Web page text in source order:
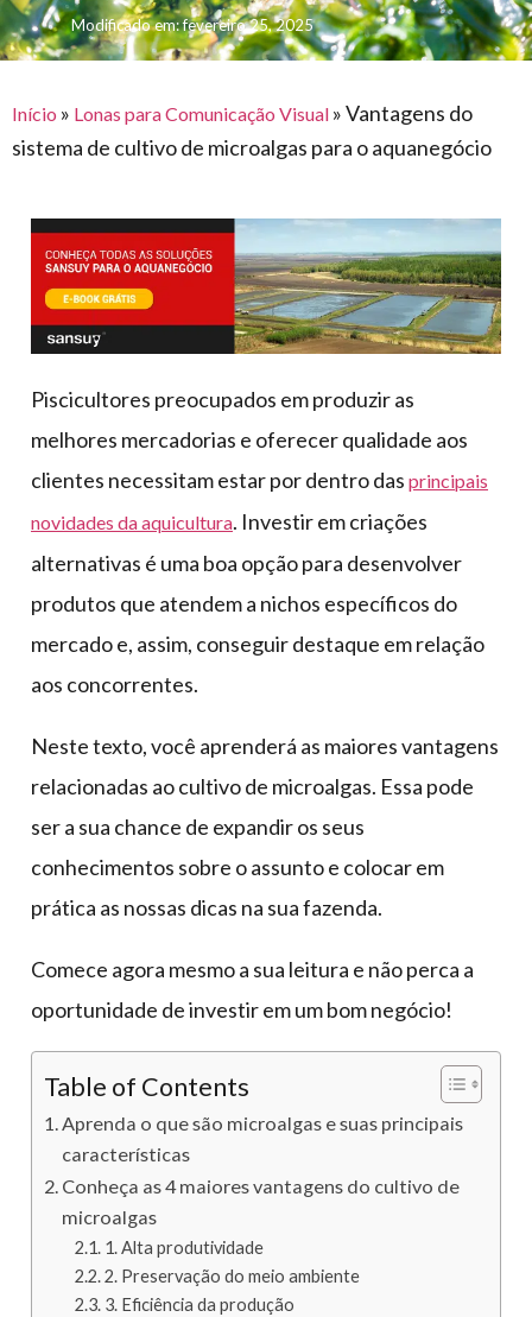
premiações
para
o
feira
offshore
civil
piscinas
automotivo
móveis,
calçados,
epi's
lonas
multiúso
e logística
armazenagem
lonas
vida
caminhoneiro
Modificado em: fevereiro 25, 2025
Início » Lonas para Comunicação Visual »Vantagens do
sistema de cultivo de microalgas para o aquanegócio
Piscicultores preocupados em produzir as
melhores mercadorias e oferecer qualidade aos
clientes necessitam estar por dentro das principais
novidades da aquicultura. Investir em criações
alternativas é uma boa opção para desenvolver
produtos que atendem a nichos específicos do
mercado e, assim, conseguir destaque em relação
aos concorrentes.
Neste texto, você aprenderá as maiores vantagens
relacionadas ao cultivo de microalgas. Essa pode
ser a sua chance de expandir os seus
conhecimentos sobre o assunto e colocar em
prática as nossas dicas na sua fazenda.
Comece agora mesmo a sua leitura e não perca a
oportunidade de investir em um bom negócio!
Table of Contents
Aprenda o que são microalgas e suas principais
características
Conheça as 4 maiores vantagens do cultivo de
microalgas
1. Alta produtividade
2. Preservação do meio ambiente
3. Eficiência da produção